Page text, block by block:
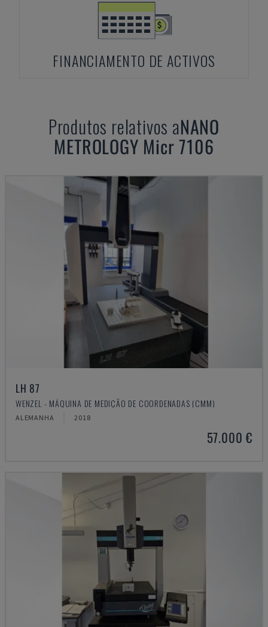
FINANCIAMENTO DE ACTIVOS
Produtos relativos aNANO
METROLOGY Micr 7106
LH 87
WENZEL - MÁQUINA DE MEDIÇÃO DE COORDENADAS (CMM)
ALEMANHA 2018
57.000 €